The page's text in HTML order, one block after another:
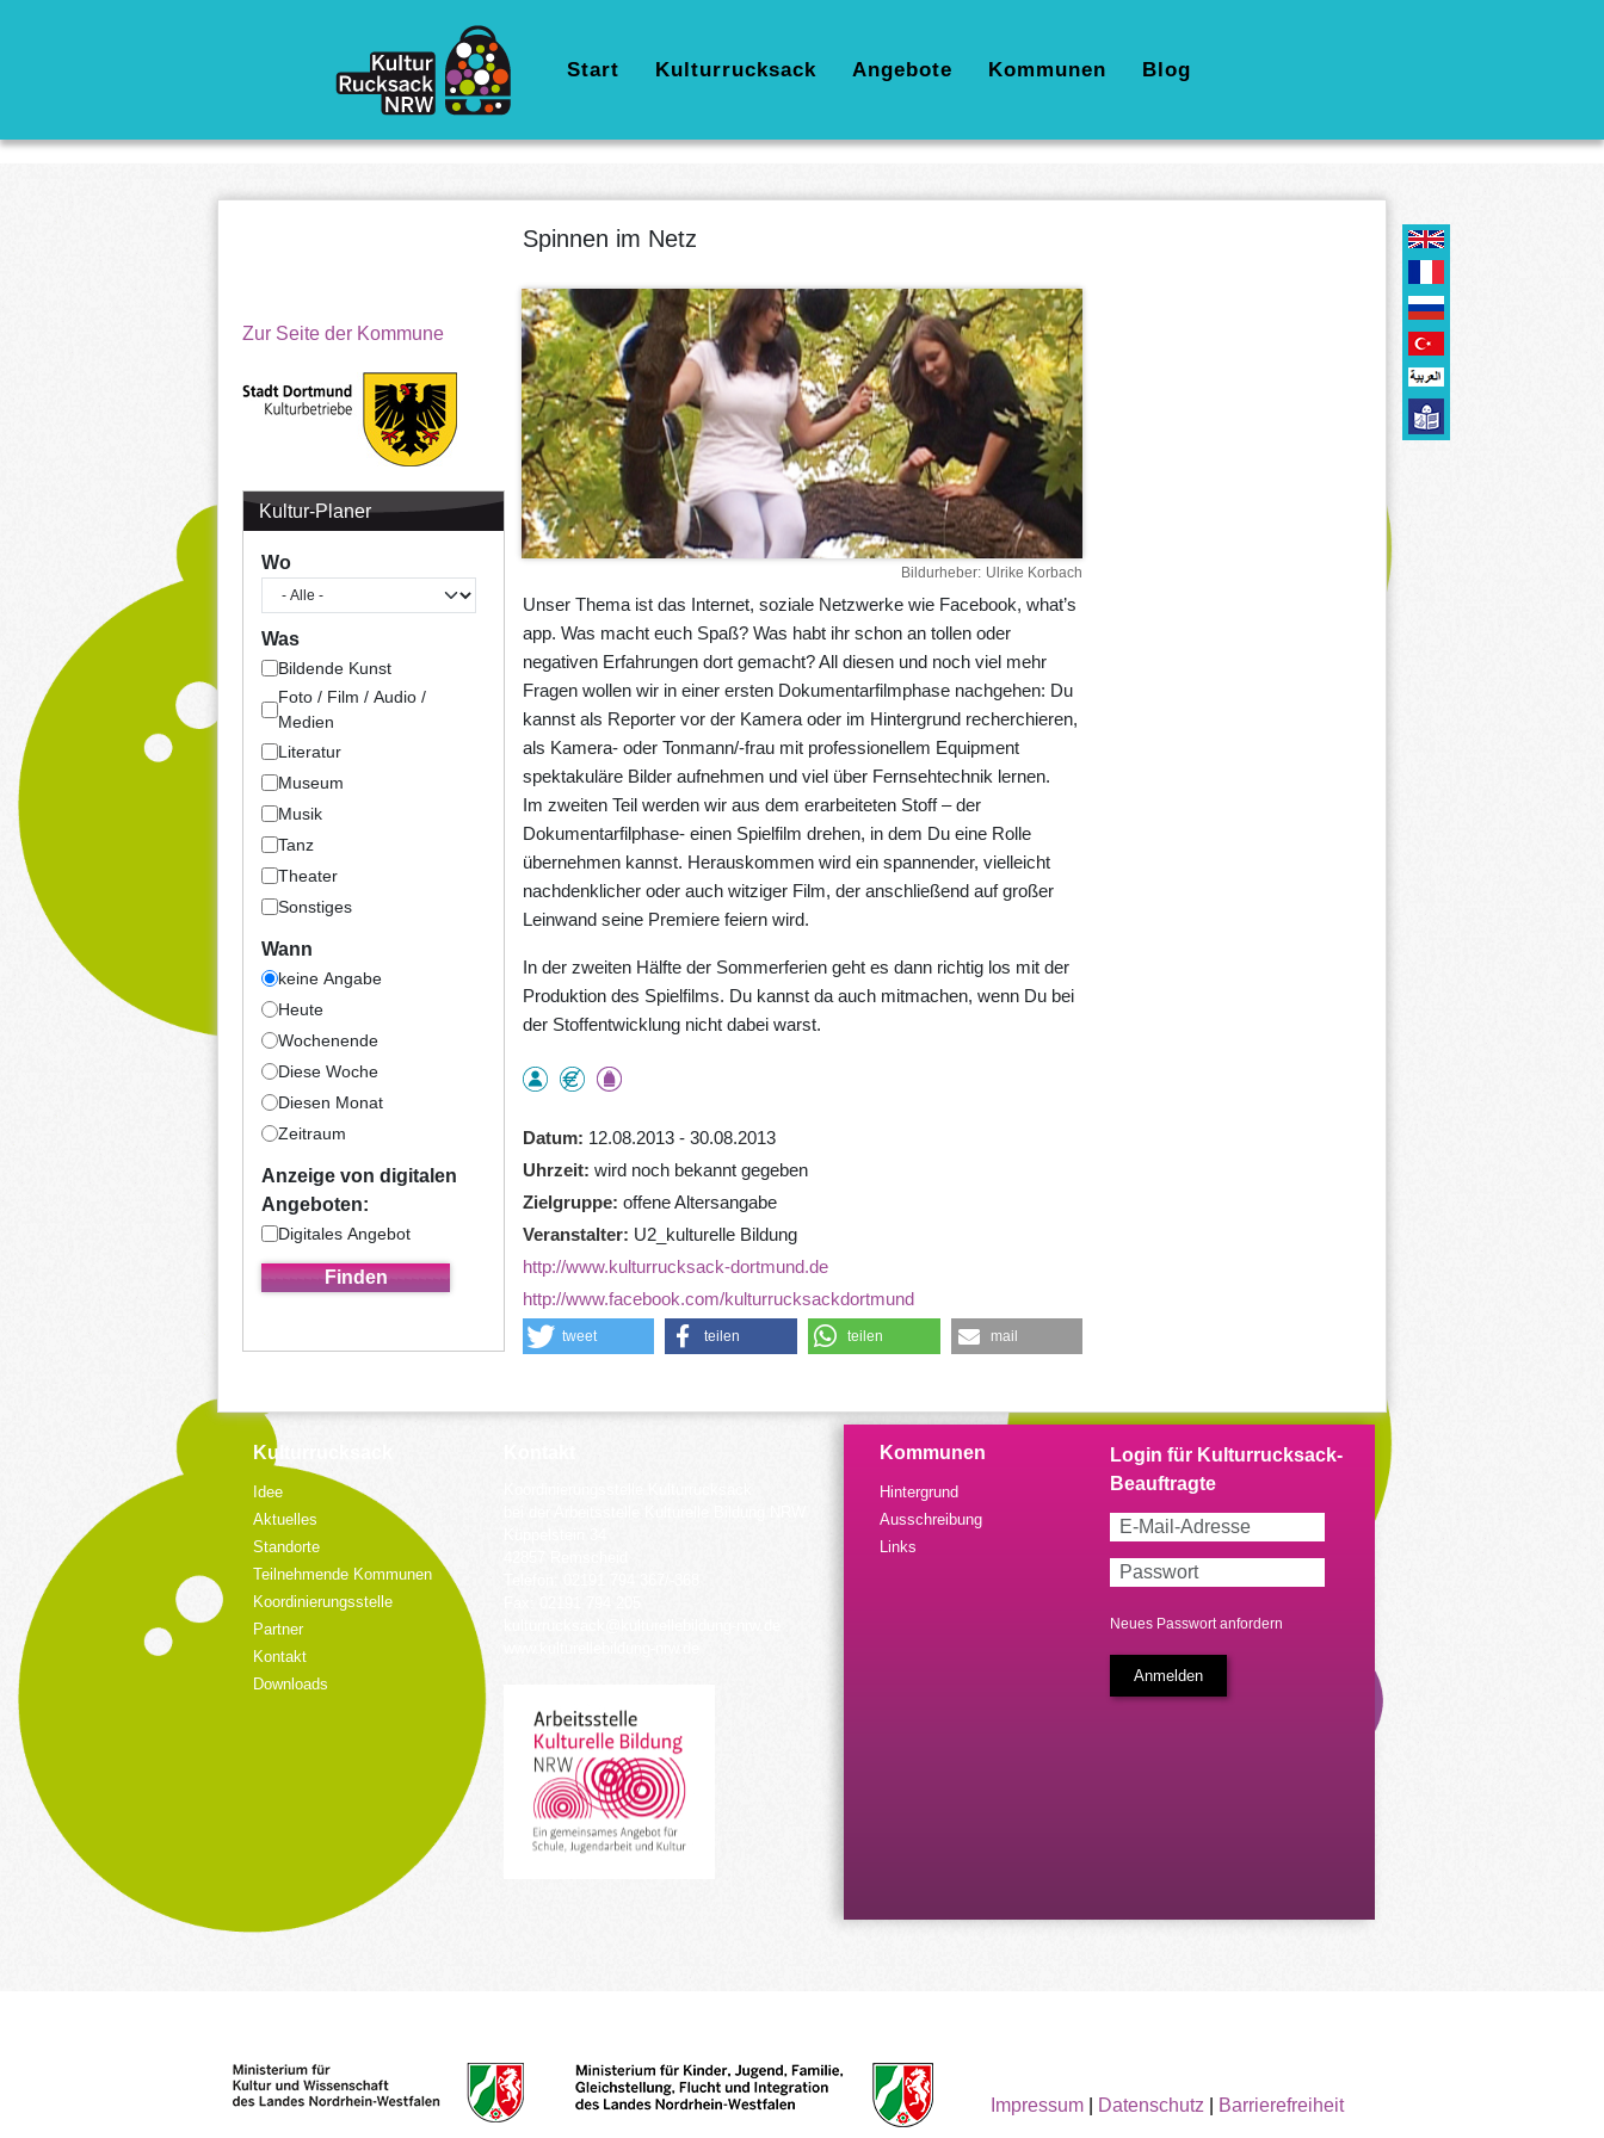
Hauptnavigation
Start Kulturrucksack Angebote Kommunen Blog
Zur Seite der Kommune
Kultur-Planer
Wo
Was
Bildende Kunst
Foto / Film / Audio /
Medien
Literatur
Museum
Musik
Tanz
Theater
Sonstiges
Wann
keine Angabe
Heute
Wochenende
Diese Woche
Diesen Monat
Zeitraum
Anzeige von digitalen
Angeboten:
Digitales Angebot
Spinnen im Netz
Bildurheber Ulrike Korbach
Unser Thema ist das Internet, soziale Netzwerke wie Facebook, what’s
app. Was macht euch Spaß? Was habt ihr schon an tollen oder
negativen Erfahrungen dort gemacht? All diesen und noch viel mehr
Fragen wollen wir in einer ersten Dokumentarfilmphase nachgehen: Du
kannst als Reporter vor der Kamera oder im Hintergrund recherchieren,
als Kamera- oder Tonmann/-frau mit professionellem Equipment
spektakuläre Bilder aufnehmen und viel über Fernsehtechnik lernen.
Im zweiten Teil werden wir aus dem erarbeiteten Stoff – der
Dokumentarfilphase- einen Spielfilm drehen, in dem Du eine Rolle
übernehmen kannst. Herauskommen wird ein spannender, vielleicht
nachdenklicher oder auch witziger Film, der anschließend auf großer
Leinwand seine Premiere feiern wird.
In der zweiten Hälfte der Sommerferien geht es dann richtig los mit der
Produktion des Spielfilms. Du kannst da auch mitmachen, wenn Du bei
der Stoffentwicklung nicht dabei warst.
Datum
12.08.2013 - 30.08.2013
Uhrzeit wird noch bekannt gegeben
Zielgruppe offene Altersangabe
Veranstalter
U2_kulturelle Bildung
http://www.kulturrucksack-dortmund.de
http://www.facebook.com/kulturrucksackdortmund
tweet teilen teilen mail
Kulturrucksack
Idee
Aktuelles
Standorte
Teilnehmende Kommunen
Koordinierungsstelle
Partner
Kontakt
Downloads
Kommunen
Hintergrund
Ausschreibung
Links
Neues Passwort anfordern
Impressum| Datenschutz Barrierefreiheit